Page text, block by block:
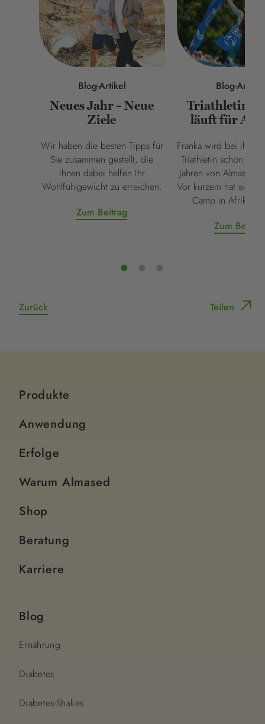
Blog-Artikel
Neues Jahr – Neue
Ziele
Wir haben die besten Tipps für
Sie zusammen gestellt, die
Ihnen dabei helfen Ihr
Wohlfühlgewicht zu erreichen.
Zum Beitrag
Blog-Artikel
Triathletin
läuft für
Franka wird bei ihrer
Triathletin schon seit
Jahren von Almased
Vor kurzem hat sie
Camp in Afrika
Zum Beitrag
Zurück Teilen
Produkte
Anwendung
Erfolge
Warum Almased
Shop
Beratung
Karriere
Blog
Ernährung
Diabetes
Diabetes-Shakes